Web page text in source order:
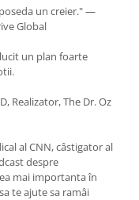
un creier." —
Global
un plan foarte
Realizator, The Dr. Oz
al CNN, câstigator al
despre
mai importanta în
te ajute sa ramâi